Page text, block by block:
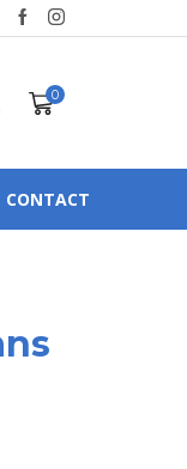
0
CONTACT